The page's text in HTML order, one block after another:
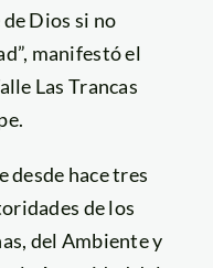
Dios si no
manifestó el
Las Trancas
desde hace tres
de los
del Ambiente y